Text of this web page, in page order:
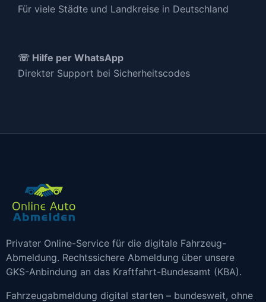
Für viele Städte und Landkreise in Deutschland
☏ Hilfe per WhatsApp
Direkter Support bei Sicherheitscodes
Privater Online-Service für die digitale Fahrzeug-
Abmeldung. Rechtssichere Abmeldung über unsere
GKS-Anbindung an das Kraftfahrt-Bundesamt (KBA).
Fahrzeugabmeldung digital starten – bundesweit, ohne